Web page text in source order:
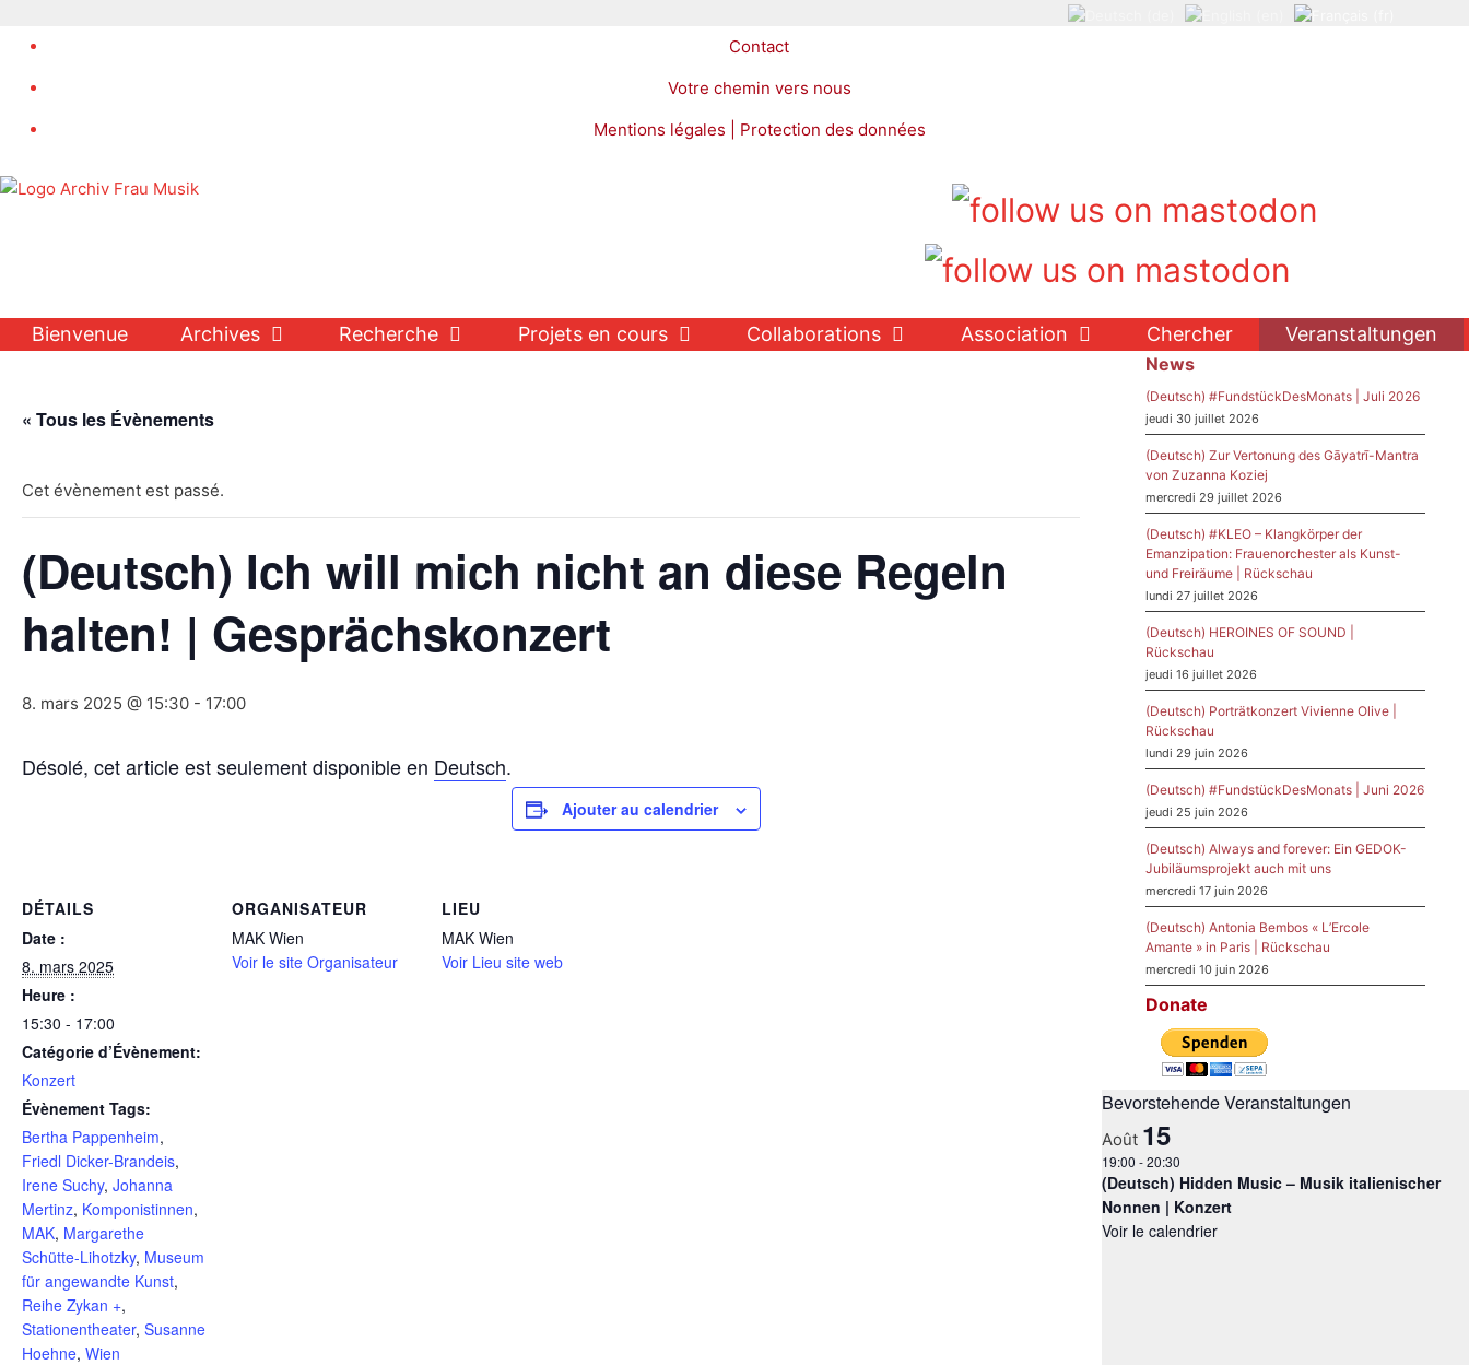
Contact
Votre chemin vers nous
Mentions légales | Protection des données
Bienvenue Archives Recherche Projets en cours Collaborations Association Chercher Veranstaltungen
« Tous les Évènements
Cet évènement est passé.
(Deutsch) Ich will mich nicht an diese Regeln
halten! | Gesprächskonzert
8. mars 2025 @ 15:30 - 17:00
Désolé, cet article est seulement disponible en Deutsch.
Ajouter au calendrier
DÉTAILS
Date :
8. mars 2025
Heure :
15:30 - 17:00
Catégorie d’Évènement:
Konzert
Évènement Tags:
Bertha Pappenheim,
Friedl Dicker-Brandeis,
Irene Suchy, Johanna
Mertinz, Komponistinnen,
MAK, Margarethe
Schütte-Lihotzky, Museum
für angewandte Kunst,
Reihe Zykan +,
Stationentheater, Susanne
Hoehne, Wien
ORGANISATEUR
MAK Wien
Voir le site Organisateur
LIEU
MAK Wien
Voir Lieu site web
News
(Deutsch) #FundstückDesMonats | Juli 2026
jeudi 30 juillet 2026
(Deutsch) Zur Vertonung des Gāyatrī-Mantra
von Zuzanna Koziej
mercredi 29 juillet 2026
(Deutsch) #KLEO – Klangkörper der
Emanzipation: Frauenorchester als Kunst-
und Freiräume | Rückschau
lundi 27 juillet 2026
(Deutsch) HEROINES OF SOUND |
Rückschau
jeudi 16 juillet 2026
(Deutsch) Porträtkonzert Vivienne Olive |
Rückschau
lundi 29 juin 2026
(Deutsch) #FundstückDesMonats | Juni 2026
jeudi 25 juin 2026
(Deutsch) Always and forever: Ein GEDOK-
Jubiläumsprojekt auch mit uns
mercredi 17 juin 2026
(Deutsch) Antonia Bembos « L’Ercole
Amante » in Paris | Rückschau
mercredi 10 juin 2026
Donate
Bevorstehende Veranstaltungen
Août 15
19:00 -20:30
(Deutsch) Hidden Music – Musik italienischer
Nonnen | Konzert
Voir le calendrier